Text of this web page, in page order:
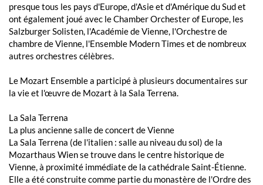
presque tous les pays d'Europe, d'Asie et d'Amérique du Sud et
ont également joué avec le Chamber Orchester of Europe, les
Salzburger Solisten, l'Académie de Vienne, l'Orchestre de
chambre de Vienne, l'Ensemble Modern Times et de nombreux
autres orchestres célèbres.
Le Mozart Ensemble a participé à plusieurs documentaires sur
la vie et l'œuvre de Mozart à la Sala Terrena.
La Sala Terrena
La plus ancienne salle de concert de Vienne
La Sala Terrena (de l'italien : salle au niveau du sol) de la
Mozarthaus Wien se trouve dans le centre historique de
Vienne, à proximité immédiate de la cathédrale Saint-Étienne.
Elle a été construite comme partie du monastère de l'Ordre des